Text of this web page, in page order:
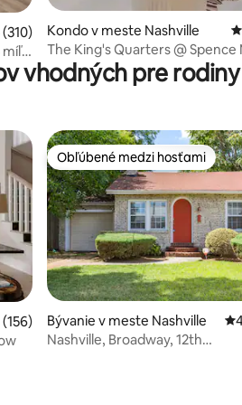
322ohodnotenie 4,95 z 5, počet
míľ
Kondo v meste Nashville
The King's Quarters @ Spence
Bazén | DTWN
vhodných pre rodiny
ohodnotenie 4,99 z 5, počet
Obľúbené medzi hosťami
Obľúbené medzi hosťami
Bývanie v meste Nashville
Nashville, Broadway, 12th